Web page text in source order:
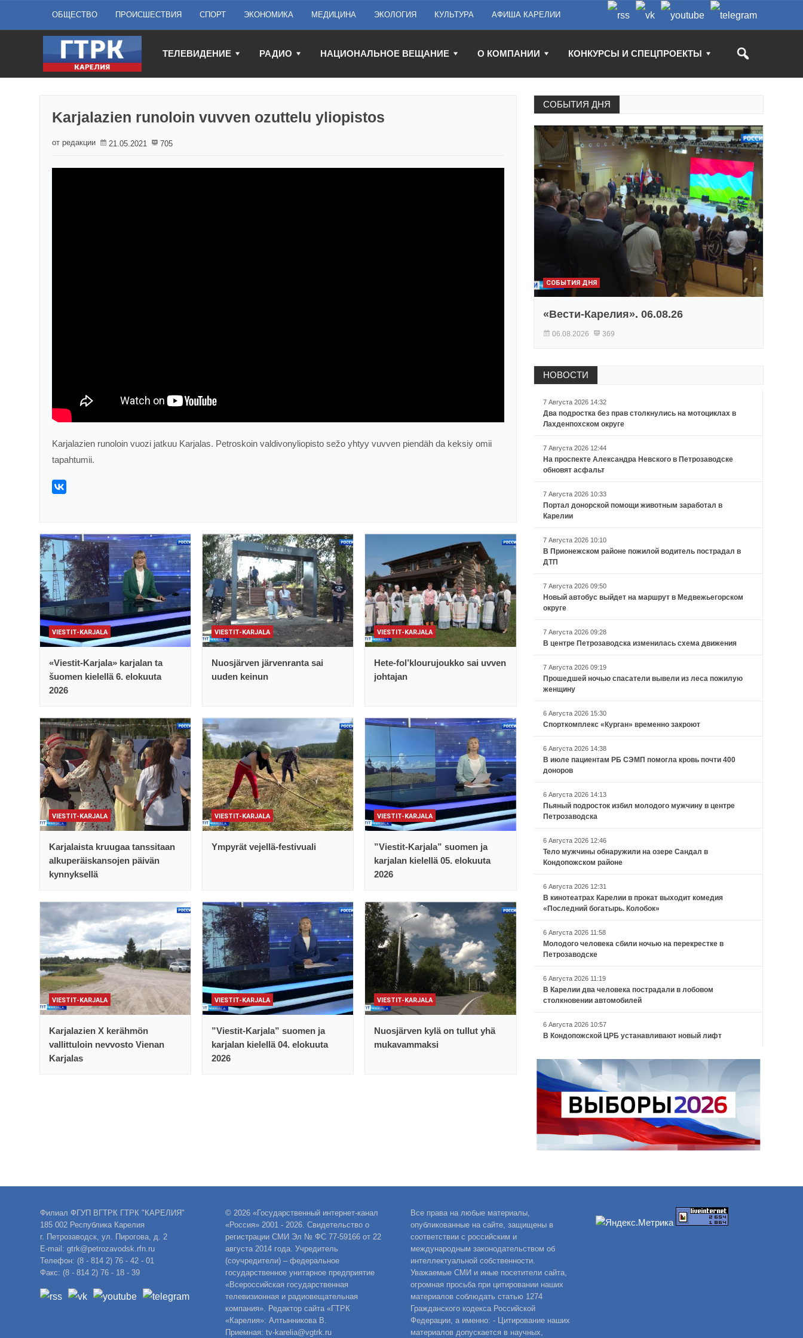
ОБЩЕСТВО ПРОИСШЕСТВИЯ СПОРТ ЭКОНОМИКА МЕДИЦИНА ЭКОЛОГИЯ КУЛЬТУРА АФИША КАРЕЛИИ
ТЕЛЕВИДЕНИЕ РАДИО НАЦИОНАЛЬНОЕ ВЕЩАНИЕ О КОМПАНИИ КОНКУРСЫ И СПЕЦПРОЕКТЫ
Karjalazien runoloin vuvven ozuttelu yliopistos
от редакции 21.05.2021 705
Karjalazien runoloin vuozi jatkuu Karjalas. Petroskoin valdivonyliopisto sežo yhtyy vuvven piendäh da keksiy omii
tapahtumii.
VIESTIT-KARJALA
«Viestit-Karjala» karjalan ta
šuomen kielellä 6. elokuuta
2026
VIESTIT-KARJALA
Nuosjärven järvenranta sai
uuden keinun
VIESTIT-KARJALA
Hete-fol’klourujoukko sai uvven
johtajan
VIESTIT-KARJALA
Karjalaista kruugaa tanssitaan
alkuperäiskansojen päivän
kynnyksellä
VIESTIT-KARJALA
Ympyrät vejellä-festivuali
VIESTIT-KARJALA
”Viestit-Karjala” suomen ja
karjalan kielellä 05. elokuuta
2026
VIESTIT-KARJALA
Karjalazien X kerähmön
vallittuloin nevvosto Vienan
Karjalas
VIESTIT-KARJALA
”Viestit-Karjala” suomen ja
karjalan kielellä 04. elokuuta
2026
VIESTIT-KARJALA
Nuosjärven kylä on tullut yhä
mukavammaksi
СОБЫТИЯ ДНЯ
СОБЫТИЯ ДНЯ
«Вести-Карелия». 06.08.26
06.08.2026 369
НОВОСТИ
7 Августа 2026 14:32
Два подростка без прав столкнулись на мотоциклах в
Лахденпохском округе
7 Августа 2026 12:44
На проспекте Александра Невского в Петрозаводске
обновят асфальт
7 Августа 2026 10:33
Портал донорской помощи животным заработал в
Карелии
7 Августа 2026 10:10
В Прионежском районе пожилой водитель пострадал в
ДТП
7 Августа 2026 09:50
Новый автобус выйдет на маршрут в Медвежьегорском
округе
7 Августа 2026 09:28
В центре Петрозаводска изменилась схема движения
7 Августа 2026 09:19
Прошедшей ночью спасатели вывели из леса пожилую
женщину
6 Августа 2026 15:30
Спорткомплекс «Курган» временно закроют
6 Августа 2026 14:38
В июле пациентам РБ СЭМП помогла кровь почти 400
доноров
6 Августа 2026 14:13
Пьяный подросток избил молодого мужчину в центре
Петрозаводска
6 Августа 2026 12:46
Тело мужчины обнаружили на озере Сандал в
Кондопожском районе
6 Августа 2026 12:31
В кинотеатрах Карелии в прокат выходит комедия
«Последний богатырь. Колобок»
6 Августа 2026 11:58
Молодого человека сбили ночью на перекрестке в
Петрозаводске
6 Августа 2026 11:19
В Карелии два человека пострадали в лобовом
столкновении автомобилей
6 Августа 2026 10:57
В Кондопожской ЦРБ устанавливают новый лифт
Филиал ФГУП ВГТРК ГТРК "КАРЕЛИЯ"
185 002 Республика Карелия
г. Петрозаводск, ул. Пирогова, д. 2
E-mail: gtrk@petrozavodsk.rfn.ru
Телефон: (8 - 814 2) 76 - 42 - 01
Факс: (8 - 814 2) 76 - 18 - 39
© 2026 «Государственный интернет-канал
«Россия» 2001 - 2026. Свидетельство о
регистрации СМИ Эл № ФС 77-59166 от 22
августа 2014 года. Учредитель
(соучредители) – федеральное
государственное унитарное предприятие
«Всероссийская государственная
телевизионная и радиовещательная
компания». Редактор сайта «ГТРК
«Карелия»: Алтынникова В.
Приемная: tv-karelia@vgtrk.ru
Все права на любые материалы,
опубликованные на сайте, защищены в
соответствии с российским и
международным законодательством об
интеллектуальной собственности.
Уважаемые СМИ и иные посетители сайта,
огромная просьба при цитировании наших
материалов соблюдать статью 1274
Гражданского кодекса Российской
Федерации, а именно: - Цитирование наших
материалов допускается в научных,